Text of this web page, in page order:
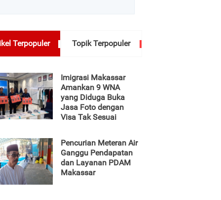
Terpopuler Topik Terpopuler
Imigrasi Makassar
Amankan 9 WNA
yang Diduga Buka
Jasa Foto dengan
Visa Tak Sesuai
Pencurian Meteran Air
Ganggu Pendapatan
dan Layanan PDAM
Makassar